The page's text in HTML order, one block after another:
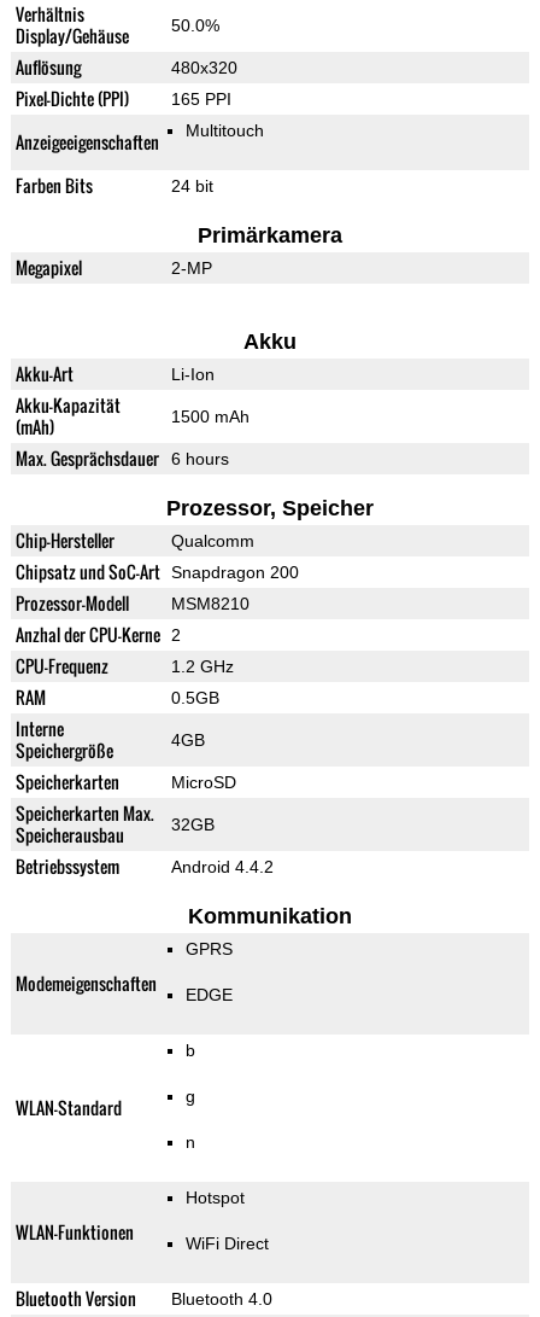
Verhältnis
Display/Gehäuse
50.0%
Auflösung 480x320
Pixel-Dichte (PPI) 165 PPI
Anzeigeeigenschaften Multitouch
Farben Bits 24 bit
Primärkamera
Megapixel 2-MP
Akku
Akku-Art Li-Ion
Akku-Kapazität
(mAh)
1500 mAh
Max. Gesprächsdauer 6 hours
Prozessor, Speicher
Chip-Hersteller Qualcomm
Chipsatz und SoC-Art Snapdragon 200
Prozessor-Modell MSM8210
Anzhal der CPU-Kerne 2
CPU-Frequenz 1.2 GHz
RAM 0.5GB
Interne
Speichergröße
4GB
Speicherkarten MicroSD
Speicherkarten Max.
Speicherausbau
32GB
Betriebssystem Android 4.4.2
Kommunikation
Modemeigenschaften
GPRS
EDGE
WLAN-Standard
b
g
n
WLAN-Funktionen
Hotspot
WiFi Direct
Bluetooth Version Bluetooth 4.0